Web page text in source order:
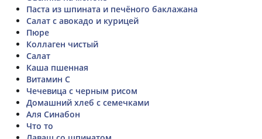
Паста из шпината и печёного баклажана
Салат с авокадо и курицей
Пюре
Коллаген чистый
Салат
Каша пшенная
Витамин C
Чечевица с черным рисом
Домашний хлеб с семечками
Аля Синабон
Что то